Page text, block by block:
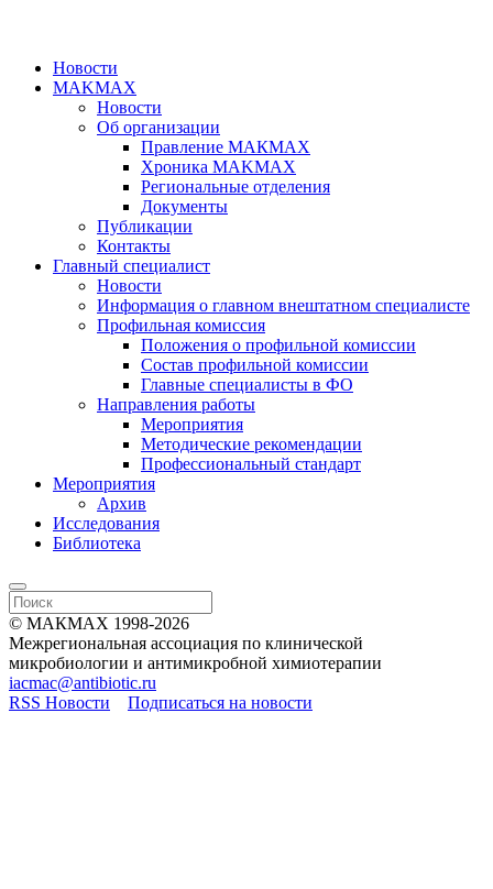
Новости
MAKMAX
Новости
Об организации
Правление МАКМАХ
Хроника MAKMAX
Региональные отделения
Документы
Публикации
Контакты
Главный специалист
Новости
Информация о главном внештатном специалисте
Профильная комиссия
Положения о профильной комиссии
Состав профильной комиссии
Главные специалисты в ФО
Направления работы
Мероприятия
Методические рекомендации
Профессиональный стандарт
Мероприятия
Архив
Исследования
Библиотека
© МАКМАХ 1998-2026
Межрегиональная ассоциация по клинической
микробиологии и антимикробной химиотерапии
iacmac@antibiotic.ru
RSS Новости
Подписаться на новости